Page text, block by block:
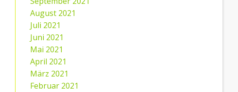
August 2021
Juli 2021
Juni 2021
Mai 2021
April 2021
März 2021
Februar 2021